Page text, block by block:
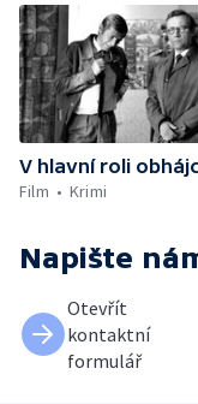
V hlavní roli
Film
Krimi
Napište
Otevřít
kontaktní
formulář